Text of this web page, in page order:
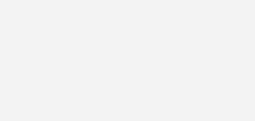
AUFLAGEN IN LIEBEVOLLER